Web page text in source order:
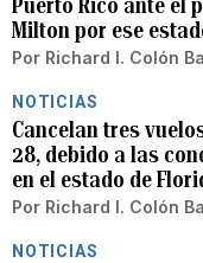
Puerto Rico ante el
Milton por ese
Por Richard I. Colón
NOTICIAS
Cancelan tres
28, debido a las
en el estado de
Por Richard I. Colón
NOTICIAS